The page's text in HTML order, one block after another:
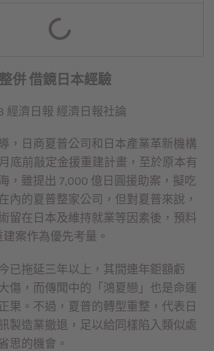
併 借鏡日本經驗
經濟日報 經濟日報社論
，日商夏普公司和日本產業革新機構
月底前敲定金援重建計畫，至於原本有
，雖提出 7,000 億日圓援助案，擬吃
內的夏普整家公司，但對夏普來說，
留在日本及維持就業等因素後，預料
案作為優先考量。
已拖延三年以上，其間連年鉅額虧
傷，而傳聞中的「鴻夏戀」也是命運
果。不過，夏普的轉型重整，代表日
製造業撤退，足以給同樣陷入類似處
思的機會。